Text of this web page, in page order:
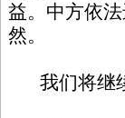
益。中方依
然。
我们将继续